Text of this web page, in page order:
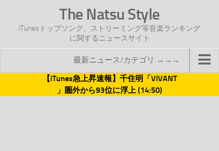
The Natsu Style
iTunesトップソング、ストリーミング等音楽ランキング
に関するニュースサイト
最新ニュース/カテゴリ →→→
【iTunes急上昇速報】千住明「VIVANT
」圏外から93位に浮上 (14:50)